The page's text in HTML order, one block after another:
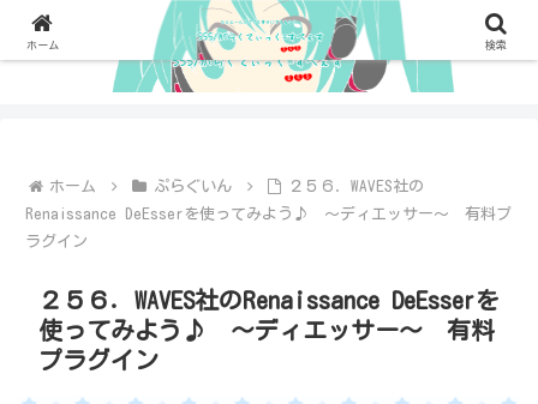
ホーム ぷらぐいん
２５６．WAVES社の
Renaissance DeEsserを使ってみよう♪ ～ディエッサー～ 有料プ
ラグイン
２５６．WAVES社のRenaissance DeEsserを
使ってみよう♪ ～ディエッサー～ 有料
プラグイン
ホーム 検索